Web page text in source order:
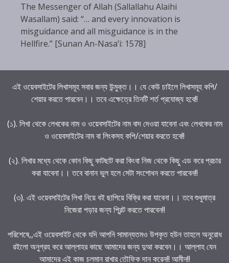
The Messenger of Allah (Sallallahu Alaihi
Wasallam) said: “… and every innovation is
misguidance and all misguidance is in the
Hellfire.” [Sunan An-Nasa’i: 1578]
এই ওয়েবসাইটের লিখাসমূহ সবার জন্য উন্মুক্ত।। যে কেউ চাইলে লিখাসমূহ কপি/
শেয়ার করতে পারবেন।। তবে এক্ষেত্রে তিনটি শর্ত প্রযোজ্য হবে!!
(১). লিখা থেকে লেখকের নাম ও ওয়েবসাইটের নাম বাদ দেওয়া যাবেনা এবং লেখকের নাম
ও ওয়েবসাইটের নাম বা লিংকসহ কপি/শেয়ার করতে হবে!!
(২). লিখার মধ্যে থেকে কোন কিছু কাটছাট করা কিংবা নিজ থেকে কিছু এড করে প্রচার
করা যাবেনা।। তবে বানান ভুল হলে সেটা সংশোধন করতে পারবেন!!
(৩). এই ওয়েবসাইটের লিখা নিয়ে বই ছাপিয়ে বিক্রি করা যাবেনা।। তবে শুধুমাত্র
নিজেরা পড়ার জন্য প্রিন্ট করতে পারবেন!!
পরিশেষে,,এই ওয়েবসাইট থেকে যদি আপনি সামান্যতমও উপকৃত হউন তাহলে অনুরোধ
রইলো অনুগ্রহ করে আল্লাহর কাছে আমাদের জন্য দুআ করবেন।। আল্লাহ যেন
আমাদের এই কাজ চলমান রাখার তৌফিক দান করেন!! আমীন!!